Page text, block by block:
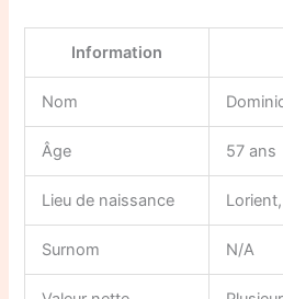
Information
Nom
Âge 57 ans
Lieu de naissance
Surnom N/A